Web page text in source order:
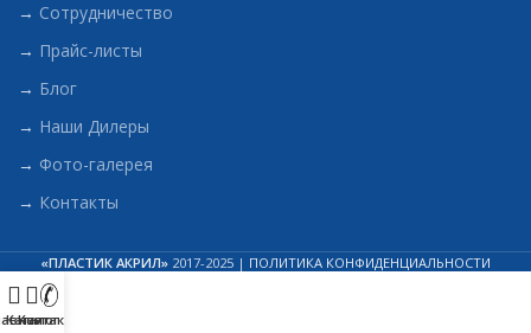
→ Сотрудничество
→ Прайс-листы
→ Блог
→ Наши Дилеры
→ Фото-галерея
→ Контакты
«ПЛАСТИК АКРИЛ» 2017-2025 | ПОЛИТИКА КОНФИДЕНЦИАЛЬНОСТИ
Каталог
Контакты